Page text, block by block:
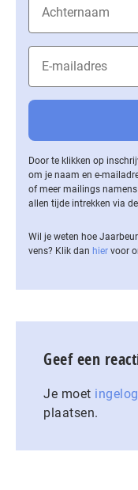
Door te klikken op
om je naam en e-
of meer mailings
allen tijde intrekken via
Wil je weten hoe
vens? Klik dan hier voor
Geef een
Je moet
plaatsen.